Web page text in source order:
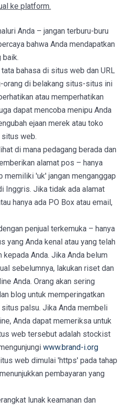
ke platform.
Anda – jangan terburu-buru
bahwa Anda mendapatkan
baik.
bahasa di situs web dan URL
orang di belakang situs-situs ini
atau memperhatikan
dapat mencoba menipu Anda
ejaan merek atau toko
web.
di mana pedagang berada dan
alamat pos – hanya
memiliki 'uk' jangan menganggap
Inggris. Jika tidak ada alamat
hanya ada PO Box atau email,
penjual terkemuka – hanya
yang Anda kenal atau yang telah
Anda. Jika Anda belum
sebelumnya, lakukan riset dan
Anda. Orang akan sering
blog untuk memperingatkan
palsu. Jika Anda membeli
Anda dapat memeriksa untuk
web tersebut adalah stockist
www.brand-i.org
web dimulai 'https' pada tahap
pembayaran yang
lunak keamanan dan